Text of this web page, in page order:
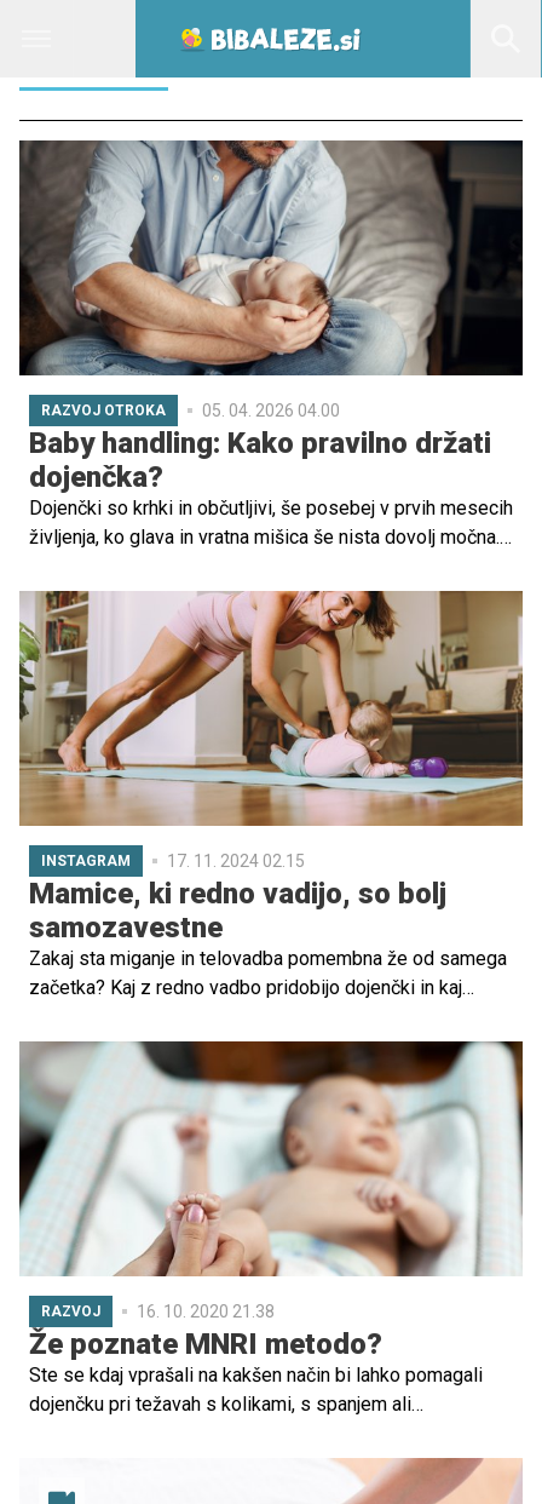
RAZVOJ OTROKA 05. 04. 2026 04.00
Baby handling: Kako pravilno držati
dojenčka?
Dojenčki so krhki in občutljivi, še posebej v prvih mesecih
življenja, ko glava in vratna mišica še nista dovolj močna.
občutek varnosti in omogoča tesno povezanost med
staršem in otrokom.
INSTAGRAM 17. 11. 2024 02.15
Mamice, ki redno vadijo, so bolj
samozavestne
Zakaj sta miganje in telovadba pomembna že od samega
začetka? Kaj z redno vadbo pridobijo dojenčki in kaj
kakšne so lahko posledice nepravilnega izvajanja vaj? O
vsem tem smo se pogovarjali z Nino V. Pečnik,
certificirano inštruktorico za masažo dojenčkov z
mednarodno licenco IAIM, certificirano inštruktorico za
masažo otrok z mednarodno licenco MISP in certificirano
inštruktorico joge za otroke (YAI), certificirano vaditeljico
varne vadbe za mamice in dojenčke, BFM praktikantko,
predavateljico v šoli za starše in organizatorko uspešnih
mednarodnih strokovnih seminarjev za inštruktorje.
RAZVOJ 16. 10. 2020 21.38
Že poznate MNRI metodo?
Ste se kdaj vprašali na kakšen način bi lahko pomagali
dojenčku pri težavah s kolikami, s spanjem ali
času po porodu, kako odpraviti stresorje? Pri vsem tem
naj bi pomagala tehnika MNRI, ki nam jo je predstavila